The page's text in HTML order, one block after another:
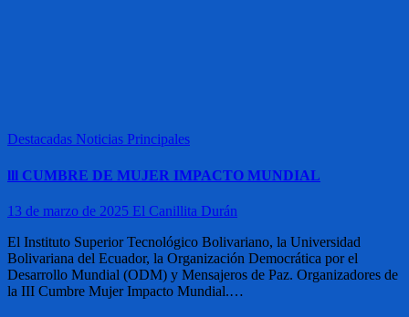
Destacadas Noticias Principales
lll CUMBRE DE MUJER IMPACTO MUNDIAL
13 de marzo de 2025 El Canillita Durán
El Instituto Superior Tecnológico Bolivariano, la Universidad
Bolivariana del Ecuador, la Organización Democrática por el
Desarrollo Mundial (ODM) y Mensajeros de Paz. Organizadores de
la III Cumbre Mujer Impacto Mundial.…